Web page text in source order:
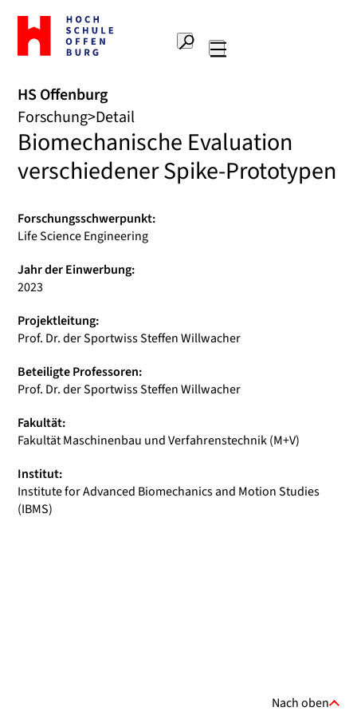
Zur
Startseite
Hochschule
Suche
HS Offenburg
Forschung Detail
Biomechanische Evaluation
verschiedener Spike-Prototypen
Forschungsschwerpunkt:
Life Science Engineering
Jahr der Einwerbung:
2023
Projektleitung:
Prof. Dr. der Sportwiss Steffen Willwacher
Beteiligte Professoren:
Prof. Dr. der Sportwiss Steffen Willwacher
Fakultät:
Fakultät Maschinenbau und Verfahrenstechnik (M+V)
Institut:
Institute for Advanced Biomechanics and Motion Studies
(IBMS)
Nach oben